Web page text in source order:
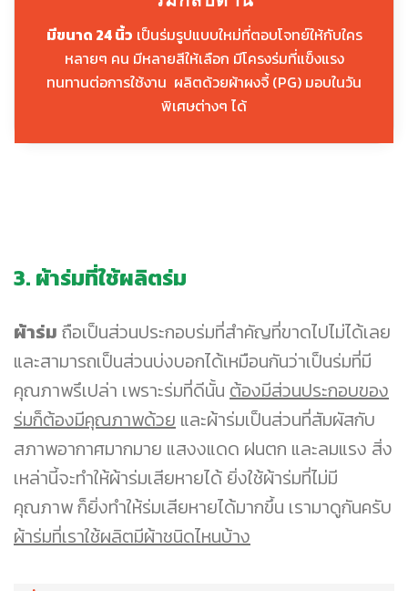
มีขนาด 24 นิ้ว เป็นร่มรูปแบบใหม่ที่ตอบโจทย์ให้กับใคร
หลายๆ คน มีหลายสีให้เลือก มีโครงร่มที่แข็งแรง
ทนทานต่อการใช้งาน ผลิตด้วยผ้าผงจี้ (PG) มอบในวัน
พิเศษต่างๆ ได้
3. ผ้าร่มที่ใช้ผลิตร่ม
ผ้าร่ม ถือเป็นส่วนประกอบร่มที่สำคัญที่ขาดไปไม่ได้เลย
และสามารถเป็นส่วนบ่งบอกได้เหมือนกันว่าเป็นร่มที่มี
คุณภาพรึเปล่า เพราะร่มที่ดีนั้น ต้องมีส่วนประกอบของ
ร่มก็ต้องมีคุณภาพด้วย และผ้าร่มเป็นส่วนที่สัมผัสกับ
สภาพอากาศมากมาย แสงงแดด ฝนตก และลมแรง สิ่ง
เหล่านี้จะทำให้ผ้าร่มเสียหายได้ ยิ่งใช้ผ้าร่มที่ไม่มี
คุณภาพ ก็ยิ่งทำให้ร่มเสียหายได้มากขึ้น เรามาดูกันครับ
ผ้าร่มที่เราใช้ผลิตมีผ้าชนิดไหนบ้าง